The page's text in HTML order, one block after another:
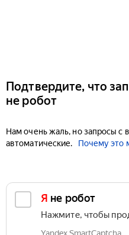
Подтвердите, что
не робот
Нам очень жаль, но запросы с
автоматические.
Почему это
Я не робот
Нажмите, чтобы
Yandex SmartCaptcha